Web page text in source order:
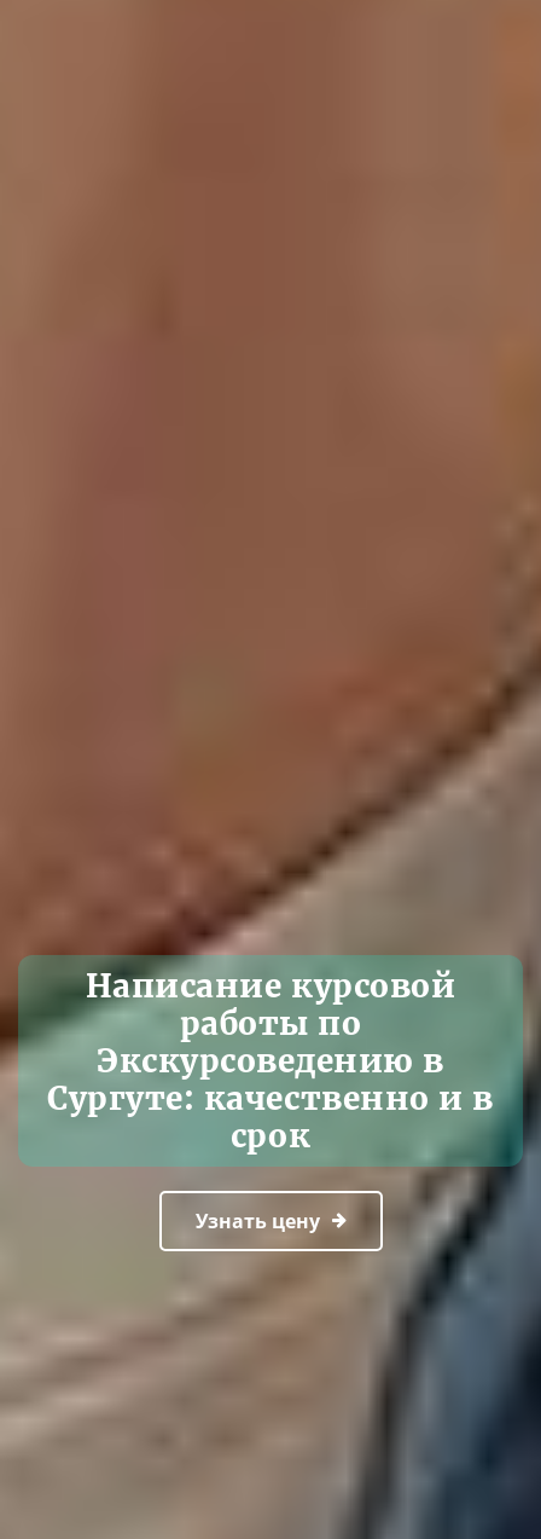
Написание курсовой
работы по
Экскурсоведению в
Сургуте: качественно и в
срок
Узнать цену